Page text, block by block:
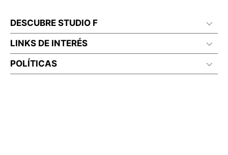
DESCUBRE STUDIO F
LINKS DE INTERÉS
POLÍTICAS